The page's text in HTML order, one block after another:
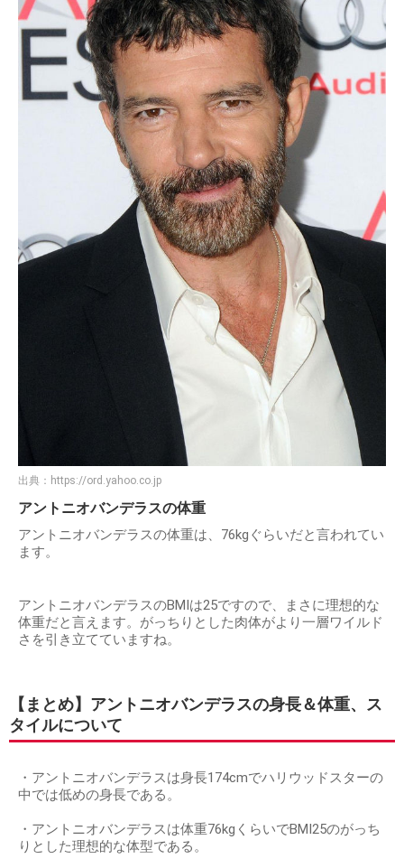
出典： https://ord.yahoo.co.jp
アントニオバンデラスの体重
アントニオバンデラスの体重は、76kgぐらいだと言われてい
ます。
アントニオバンデラスのBMIは25ですので、まさに理想的な
体重だと言えます。がっちりとした肉体がより一層ワイルド
さを引き立てていますね。
【まとめ】アントニオバンデラスの身長＆体重、ス
タイルについて
・アントニオバンデラスは身長174cmでハリウッドスターの
中では低めの身長である。
・アントニオバンデラスは体重76kgくらいでBMI25のがっち
りとした理想的な体型である。